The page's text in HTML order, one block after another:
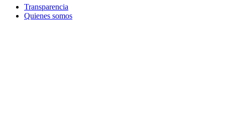
Transparencia
Quienes somos